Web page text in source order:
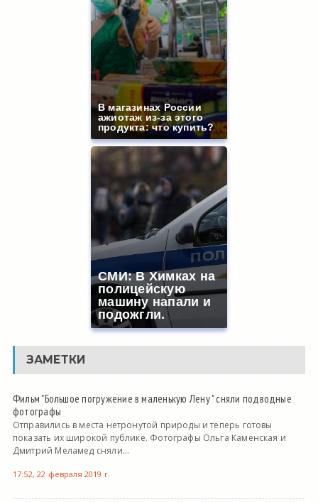
В магазинах России
ажиотаж из-за этого
продукта: что купить?
СМИ: В Химках на
полицейскую
машину напали и
подожгли.
ЗАМЕТКИ
Фильм "Большое погружение в маленькую Лену " сняли подводные
фотографы
Отправились в места нетронутой природы и теперь готовы
показать их широкой публике. Фотографы Ольга Каменская и
Дмитрий Меламед сняли...
17:52, 22 февраля 2019 г.